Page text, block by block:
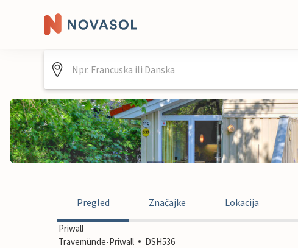
Pregled Značajke Lokacija
Priwall
Travemünde-Priwall
DSH536